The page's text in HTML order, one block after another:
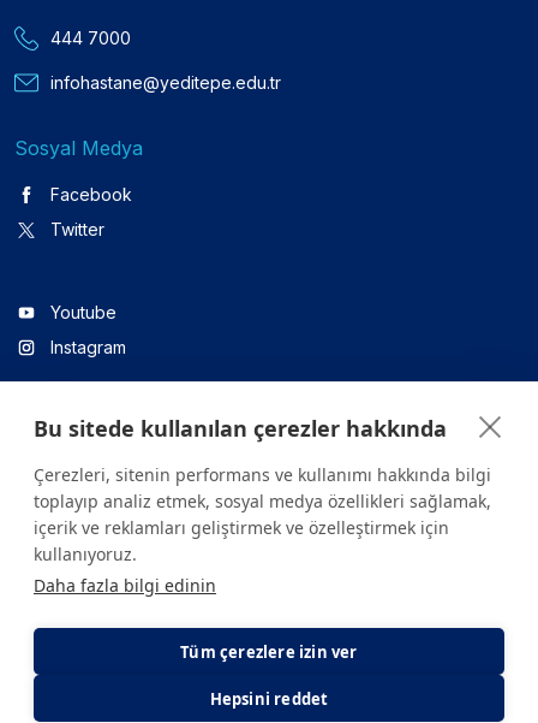
444 7000
infohastane@yeditepe.edu.tr
Sosyal Medya
Facebook
Twitter
Youtube
Instagram
Linkedin
Sitede yer alan tüm içerikler yalnızca bilgilendirme amaçlıdır.
Sağlığınızla ilgili sorularınız için mutlaka doktoruza ya da bir sağlık
kuruluşuna başvurunuz.
Gizlilik ve Çerez Politikası KVKK Aydınlatma Metni
Bu sitede kullanılan çerezler hakkında
Çerezleri, sitenin performans ve kullanımı hakkında bilgi
toplayıp analiz etmek, sosyal medya özellikleri sağlamak,
içerik ve reklamları geliştirmek ve özelleştirmek için
kullanıyoruz.
Daha fazla bilgi edinin
Tüm çerezlere izin ver
Hepsini reddet